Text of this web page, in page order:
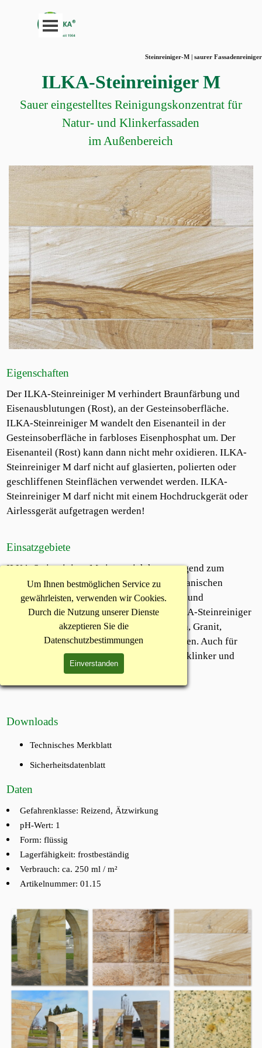
Um Ihnen bestmöglichen Service zu
gewährleisten, verwenden wir Cookies.
Durch die Nutzung unserer Dienste
akzeptieren Sie die
Datenschutzbestimmungen
Einverstanden
Menü überspringen
Steinreiniger-M | saurer Fassadenreiniger
ILKA-Steinreiniger M
Sauer eingestelltes Reinigungskonzentrat für
Natur- und Klinkerfassaden
im Außenbereich
Eigenschaften
Der ILKA-Steinreiniger M verhindert Braunfärbung und
Eisenausblutungen (Rost), an der Gesteinsoberfläche.
ILKA-Steinreiniger M wandelt den Eisenanteil in der
Gesteinsoberfläche in farbloses Eisenphosphat um. Der
Eisenanteil (Rost) kann dann nicht mehr oxidieren. ILKA-
Steinreiniger M darf nicht auf glasierten, polierten oder
geschliffenen Steinflächen verwendet werden. ILKA-
Steinreiniger M darf nicht mit einem Hochdruckgerät oder
Airlessgerät aufgetragen werden!
Einsatzgebiete
ILKA-Steinreiniger M eignet sich hervorragend zum
Entfernen von stark organischen und anorganischen
Ablagerungen von allen säurefesten Natur- und
Kunststeinen, die sehr eisenhaltig sind. ILKA-Steinreiniger
M kann auf silikatgebundenen Natursteinen, Granit,
Sandstein und dergleichen verarbeitet werden. Auch für
gebrannte Steine wie Vormauerziegel, Spaltklinker und
Klinker ist ILKA-Steinreiniger M geeignet.
Downloads
Technisches Merkblatt
Sicherheitsdatenblatt
Daten
Gefahrenklasse: Reizend, Ätzwirkung
pH-Wert: 1
Form: flüssig
Lagerfähigkeit: frostbeständig
Verbrauch: ca. 250 ml / m²
Artikelnummer: 01.15